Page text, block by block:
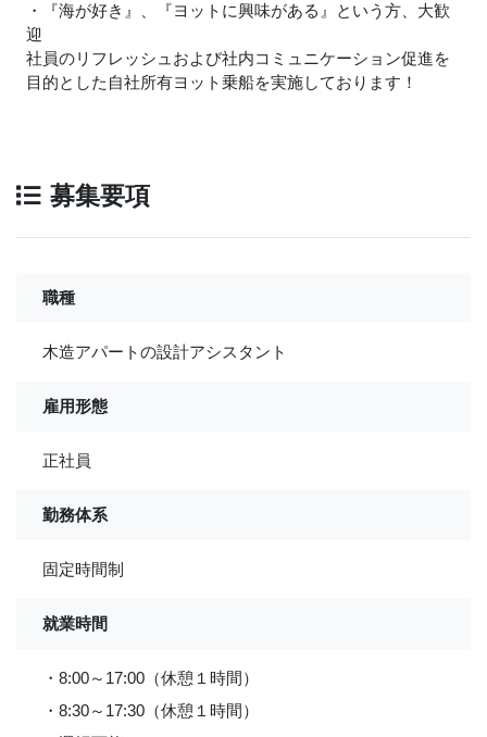
・『海が好き』、『ヨットに興味がある』という方、大歓
迎
社員のリフレッシュおよび社内コミュニケーション促進を
目的とした自社所有ヨット乗船を実施しております！
募集要項
職種
木造アパートの設計アシスタント
雇用形態
正社員
勤務体系
固定時間制
就業時間
・8:00～17:00（休憩１時間）
・8:30～17:30（休憩１時間）